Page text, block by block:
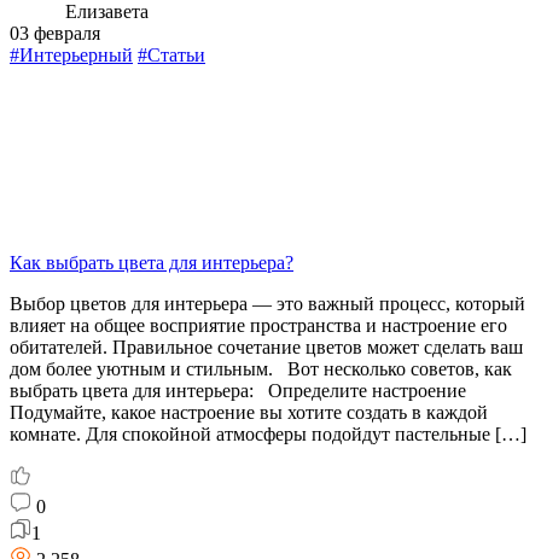
Елизавета
03 февраля
#Интерьерный #Статьи
Как выбрать цвета для интерьера?
Выбор цветов для интерьера — это важный процесс, который
влияет на общее восприятие пространства и настроение его
обитателей. Правильное сочетание цветов может сделать ваш
дом более уютным и стильным. Вот несколько советов, как
выбрать цвета для интерьера: Определите настроение
Подумайте, какое настроение вы хотите создать в каждой
комнате. Для спокойной атмосферы подойдут пастельные […]
0
1